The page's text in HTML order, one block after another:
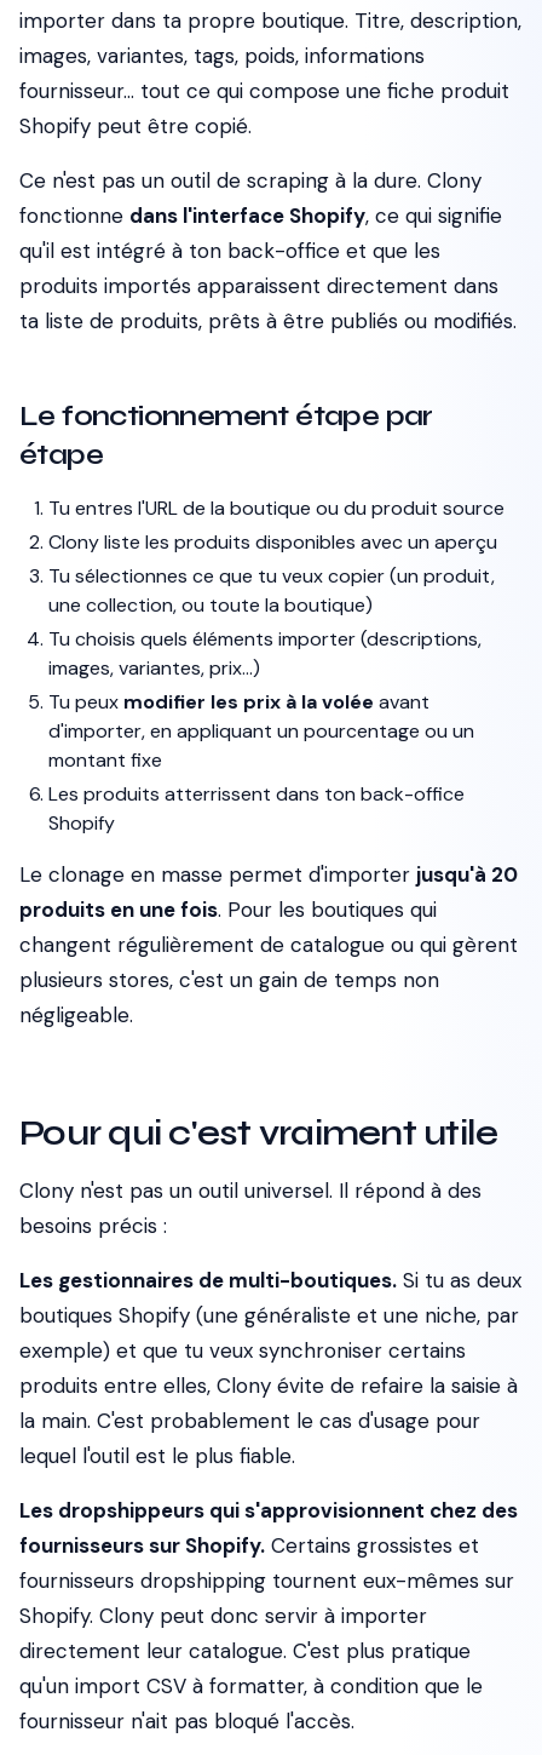
importer dans ta propre boutique. Titre, description,
images, variantes, tags, poids, informations
fournisseur... tout ce qui compose une fiche produit
Shopify peut être copié.
Ce n'est pas un outil de scraping à la dure. Clony
fonctionne dans l'interface Shopify, ce qui signifie
qu'il est intégré à ton back-office et que les
produits importés apparaissent directement dans
ta liste de produits, prêts à être publiés ou modifiés.
Le fonctionnement étape par
étape
Tu entres l'URL de la boutique ou du produit source
Clony liste les produits disponibles avec un aperçu
Tu sélectionnes ce que tu veux copier (un produit,
une collection, ou toute la boutique)
Tu choisis quels éléments importer (descriptions,
images, variantes, prix...)
Tu peux modifier les prix à la volée avant
d'importer, en appliquant un pourcentage ou un
montant fixe
Les produits atterrissent dans ton back-office
Shopify
Le clonage en masse permet d'importer jusqu'à 20
produits en une fois. Pour les boutiques qui
changent régulièrement de catalogue ou qui gèrent
plusieurs stores, c'est un gain de temps non
négligeable.
Pour qui c'est vraiment utile
Clony n'est pas un outil universel. Il répond à des
besoins précis :
Les gestionnaires de multi-boutiques. Si tu as deux
boutiques Shopify (une généraliste et une niche, par
exemple) et que tu veux synchroniser certains
produits entre elles, Clony évite de refaire la saisie à
la main. C'est probablement le cas d'usage pour
lequel l'outil est le plus fiable.
Les dropshippeurs qui s'approvisionnent chez des
fournisseurs sur Shopify. Certains grossistes et
fournisseurs dropshipping tournent eux-mêmes sur
Shopify. Clony peut donc servir à importer
directement leur catalogue. C'est plus pratique
qu'un import CSV à formatter, à condition que le
fournisseur n'ait pas bloqué l'accès.